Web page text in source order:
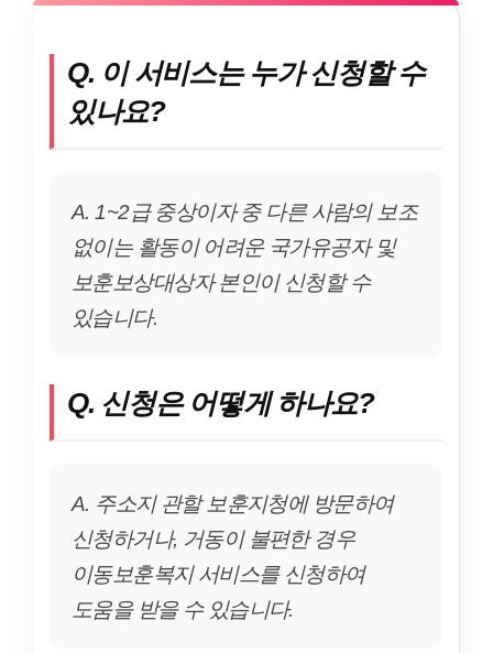
Q. 이 서비스는 누가 신청할 수
있나요?
A. 1~2급 중상이자 중 다른 사람의 보조
없이는 활동이 어려운 국가유공자 및
보훈보상대상자 본인이 신청할 수
있습니다.
Q. 신청은 어떻게 하나요?
A. 주소지 관할 보훈지청에 방문하여
신청하거나, 거동이 불편한 경우
이동보훈복지 서비스를 신청하여
도움을 받을 수 있습니다.